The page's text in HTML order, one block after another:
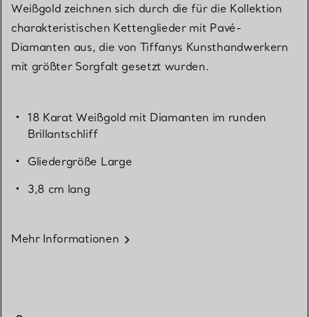
Weißgold zeichnen sich durch die für die Kollektion
charakteristischen Kettenglieder mit Pavé-
Diamanten aus, die von Tiffanys Kunsthandwerkern
mit größter Sorgfalt gesetzt wurden.
18 Karat Weißgold mit Diamanten im runden
Brillantschliff
Gliedergröße Large
3,8 cm lang
Mehr Informationen